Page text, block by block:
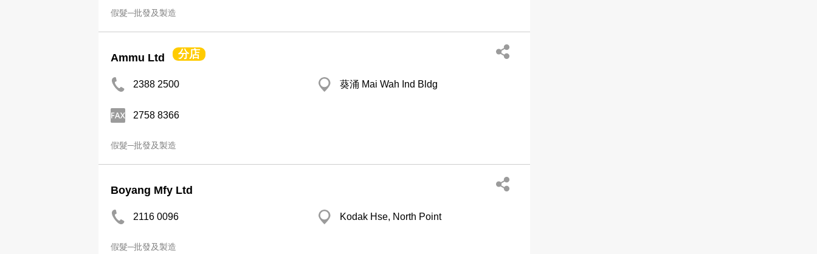
假髮─批發及製造
Ammu Ltd 分店
2388 2500 葵涌 Mai Wah Ind Bldg
2758 8366
假髮─批發及製造
Boyang Mfy Ltd
2116 0096 Kodak Hse, North Point
假髮─批發及製造